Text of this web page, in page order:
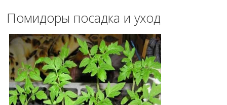
Помидоры посадка и уход